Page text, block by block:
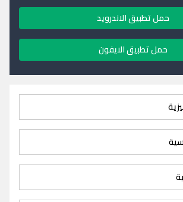
حمل تطبيق الاندرويد
حمل تطبيق الايفون